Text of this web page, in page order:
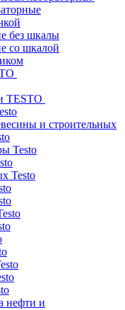
без шкалы
со шкалой
TESTO
и строительных
Testo
Testo
нефти и